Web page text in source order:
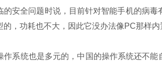
安全问题时说，目前针对智能手机的病
，功耗也不大，因此它没办法像PC那样内
系统也是多元的，中国的操作系统还不